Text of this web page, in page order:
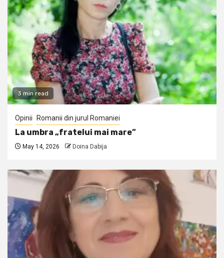
3 min read
Opinii Romanii din jurul Romaniei
La umbra „fratelui mai mare”
May 14, 2026 Doina Dabija